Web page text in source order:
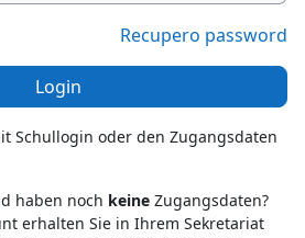
Recupero password
Login
Schullogin oder den Zugangsdaten
haben noch keine Zugangsdaten?
erhalten Sie in Ihrem Sekretariat